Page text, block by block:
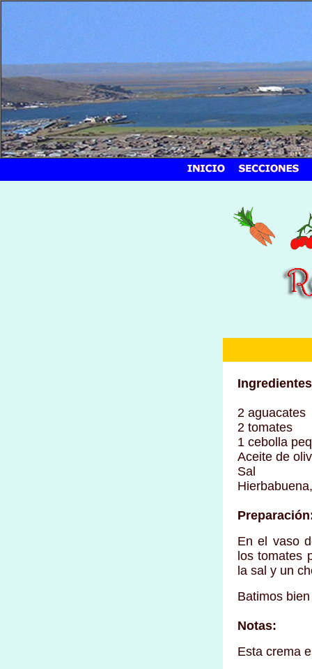
2 aguacates
2 tomates
1 cebolla
Aceite de
Sal
En el vaso
los tomates
la sal y un
Batimos
Notas:
Esta crema